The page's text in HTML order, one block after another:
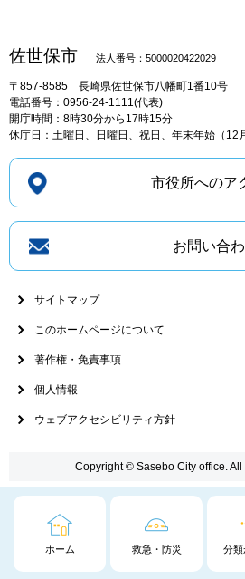
ホーム 救急・防災 分類
佐世保市 法人番号：5000020422029
〒857-8585 長崎県佐世保市八幡町1番10号
電話番号：0956-24-1111(代表)
開庁時間：8時30分から17時15分
休庁日：土曜日、日曜日、祝日、年末年始（12
市役所へのア
お問い合
サイトマップ
このホームページについて
著作権・免責事項
個人情報
ウェブアクセシビリティ方針
Copyright © Sasebo City office.